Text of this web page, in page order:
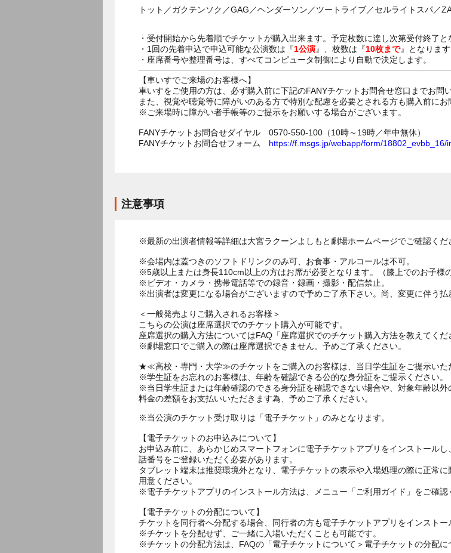
トット／ガクテンソク／GAG／ヘンダーソン／ツートライブ／セルライトスパ／
・受付開始から先着順でチケットが購入出来ます。予定枚数に達し次第受付終了と
・1回の先着申込で申込可能な公演数は『1公演』、枚数は『10枚まで』となりま
・座席番号や整理番号は、すべてコンピュータ制御により自動で決定します。
【車いすでご来場のお客様へ】
車いすをご使用の方は、必ず購入前に下記のFANYチケットお問合せ窓口までお問
また、視覚や聴覚等に障がいのある方で特別な配慮を必要とされる方も購入前にお
※ご来場時に障がい者手帳等のご提示をお願いする場合がございます。
FANYチケットお問合せダイヤル 0570-550-100（10時～19時／年中無休）
FANYチケットお問合せフォーム https://f.msgs.jp/webapp/form/18802_evbb_16/
注意事項
※最新の出演者情報等詳細は大宮ラクーンよしもと劇場ホームページでご確認くだ
※会場内は蓋つきのソフトドリンクのみ可、お食事・アルコールは不可。
※5歳以上または身長110cm以上の方はお席が必要となります。（膝上でのお子様
※ビデオ・カメラ・携帯電話等での録音・録画・撮影・配信禁止。
※出演者は変更になる場合がございますので予めご了承下さい。尚、変更に伴う払
＜一般発売よりご購入されるお客様＞
こちらの公演は座席選択でのチケット購入が可能です。
座席選択の購入方法についてはFAQ「座席選択でのチケット購入方法を教えてくだ
※劇場窓口でご購入の際は座席選択できません。予めご了承ください。
★≪高校・専門・大学≫のチケットをご購入のお客様は、当日学生証をご提示いた
※学生証をお忘れのお客様は、年齢を確認できる公的な身分証をご提示ください。
※当日学生証または年齢確認のできる身分証を確認できない場合や、対象年齢以
料金の差額をお支払いいただきます為、予めご了承ください。
※当公演のチケット受け取りは「電子チケット」のみとなります。
【電子チケットのお申込みについて】
お申込み前に、あらかじめスマートフォンに電子チケットアプリをインストール
話番号をご登録いただく必要があります。
タブレット端末は推奨環境外となり、電子チケットの表示や入場処理の際に正常
用意ください。
※電子チケットアプリのインストール方法は、メニュー「ご利用ガイド」をご確認
【電子チケットの分配について】
チケットを同行者へ分配する場合、同行者の方も電子チケットアプリをインストー
※チケットを分配せず、ご一緒に入場いただくことも可能です。
※チケットの分配方法は、FAQの「電子チケットについて＞電子チケットの分配に